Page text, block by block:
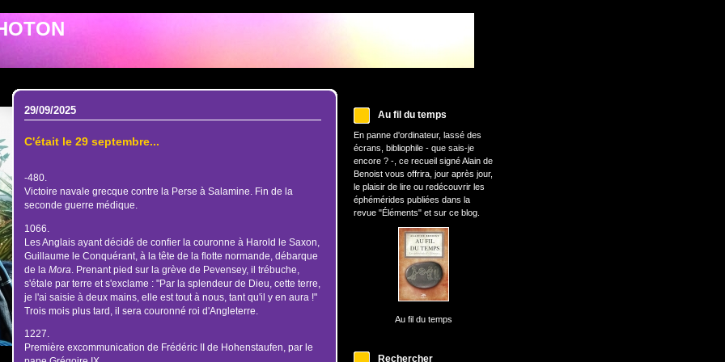
Au fil du temps
En panne d'ordinateur, lassé des
écrans, bibliophile - que sais-je
encore ? -, ce recueil signé Alain de
Benoist vous offrira, jour après jour,
le plaisir de lire ou redécouvrir les
éphémérides publiées dans la
revue "Éléments" et sur ce blog.
Au fil du temps
Rechercher
29/09/2025
C'était le 29 septembre...
-480.
Victoire navale grecque contre la Perse à Salamine. Fin de la
seconde guerre médique.
1066.
Les Anglais ayant décidé de confier la couronne à Harold le Saxon,
Guillaume le Conquérant, à la tête de la flotte normande, débarque
de la Mora . Prenant pied sur la grève de Pevensey, il trébuche,
s'étale par terre et s'exclame : "Par la splendeur de Dieu, cette terre,
je l'ai saisie à deux mains, elle est tout à nous, tant qu'il y en aura !"
Trois mois plus tard, il sera couronné roi d'Angleterre.
1227.
Première excommunication de Frédéric II de Hohenstaufen, par le